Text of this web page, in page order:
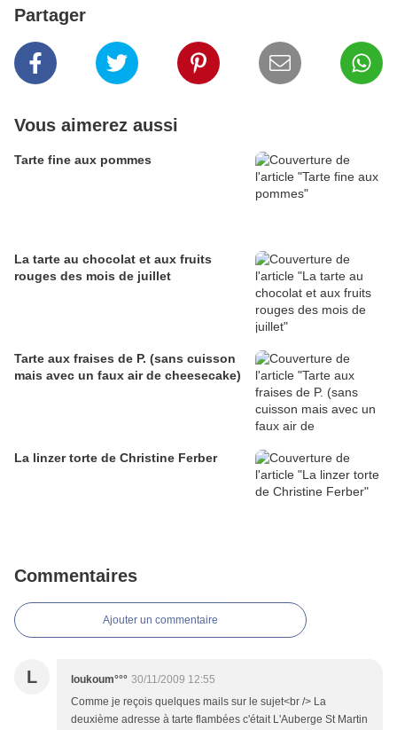
Partager
Vous aimerez aussi
Tarte fine aux pommes
La tarte au chocolat et aux fruits
rouges des mois de juillet
Tarte aux fraises de P. (sans cuisson
mais avec un faux air de cheesecake)
La linzer torte de Christine Ferber
Commentaires
Ajouter un commentaire
L loukoum°°° 30/11/2009 12:55
Comme je reçois quelques mails sur le sujet<br /> La
deuxième adresse à tarte flambées c'était L'Auberge St Martin